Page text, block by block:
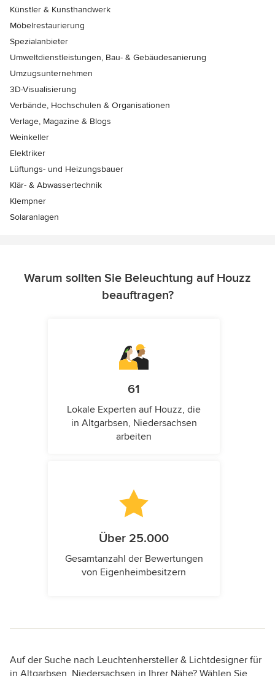
Künstler & Kunsthandwerk
Möbelrestaurierung
Spezialanbieter
Umweltdienstleistungen, Bau- & Gebäudesanierung
Umzugsunternehmen
3D-Visualisierung
Verbände, Hochschulen & Organisationen
Verlage, Magazine & Blogs
Weinkeller
Elektriker
Lüftungs- und Heizungsbauer
Klär- & Abwassertechnik
Klempner
Solaranlagen
Warum sollten Sie Beleuchtung auf Houzz
beauftragen?
61
Lokale Experten auf Houzz, die
in Altgarbsen, Niedersachsen
arbeiten
Über 25.000
Gesamtanzahl der Bewertungen
von Eigenheimbesitzern
Auf der Suche nach Leuchtenhersteller & Lichtdesigner für